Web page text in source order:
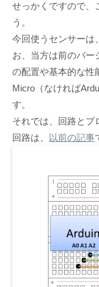
せっかくですので、
う。
今回使うセンサーは
お、当方は前のバー
の配置や基本的な性
Micro（なければ
す。
それでは、回路とプ
回路は、
以前の記事